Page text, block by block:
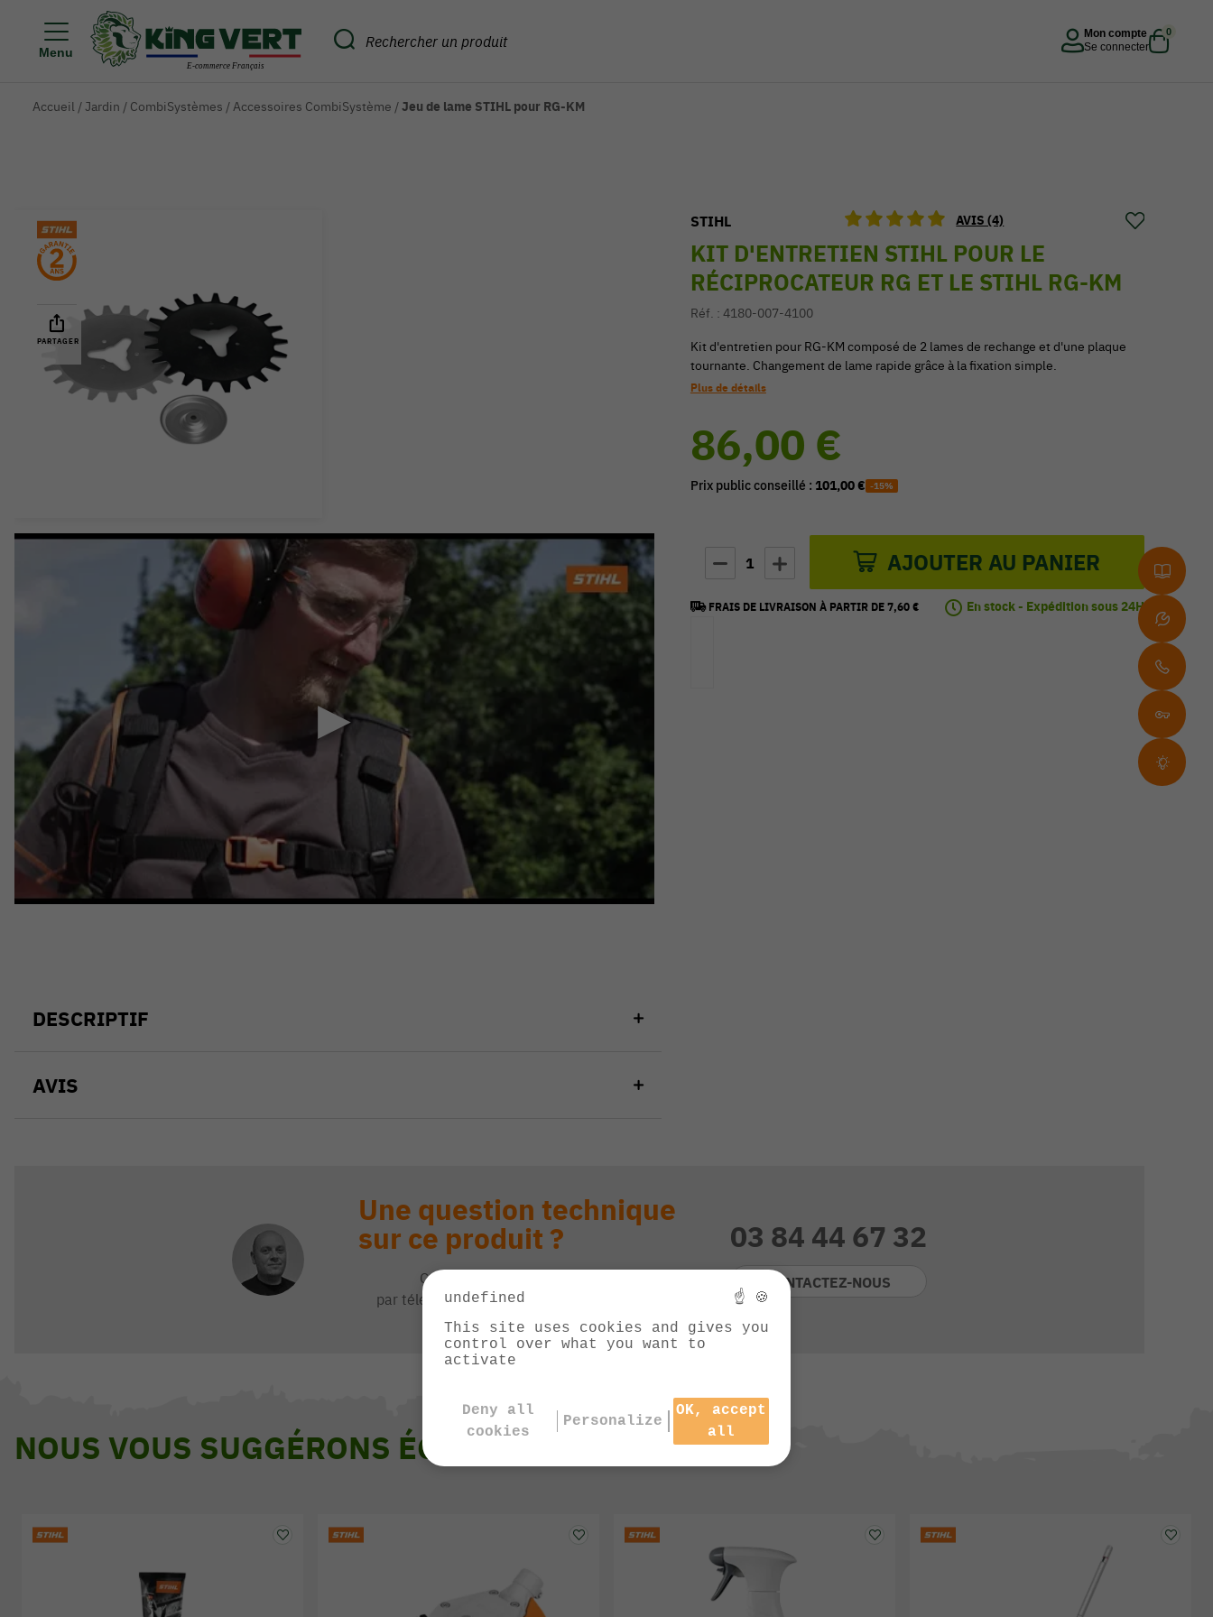
Menu
Mon compte
Se connecter
0
Accueil / Jardin / CombiSystèmes /Accessoires CombiSystème /Jeu de lame STIHL pour RG-KM
PARTAGER
DESCRIPTIF
AVIS
STIHL AVIS (4)
KIT D'ENTRETIEN STIHL POUR LE
RÉCIPROCATEUR RG ET LE STIHL RG-KM
Réf. : 4180-007-4100
Kit d'entretien pour RG-KM composé de 2 lames de rechange et d'une plaque
tournante. Changement de lame rapide grâce à la fixation simple.
Plus de détails
86,00 €
Prix public conseillé : 101,00 € -15%
1 AJOUTER AU PANIER
FRAIS DE LIVRAISON À PARTIR DE 7,60 € En stock - Expédition sous 24H
Une question technique
sur ce produit ?
Contactez notre service client
par téléphone de 9h à 13h et de 14h à 17h
03 84 44 67 32
CONTACTEZ-NOUS
NOUS VOUS SUGGÉRONS ÉGALEMENT
undefined
☝ 🍪
This site uses cookies and gives you
control over what you want to
activate
Deny all
cookies
Personalize
OK, accept
all